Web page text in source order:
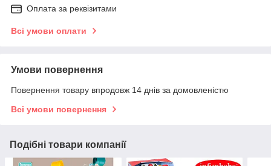
Оплата за реквізитами
Всі умови оплати
Умови повернення
Повернення товару впродовж 14 днів за домовленістю
Всі умови повернення
Подібні товари компанії